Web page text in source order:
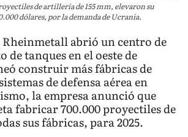
de artillería de 155 mm, elevaron su
dólares, por la demanda de Ucrania.
abrió un centro de
de tanques en el oeste de
construir más fábricas de
de defensa aérea en
la empresa anunció que
fabricar 700.000 proyectiles de
sus fábricas, para 2025.